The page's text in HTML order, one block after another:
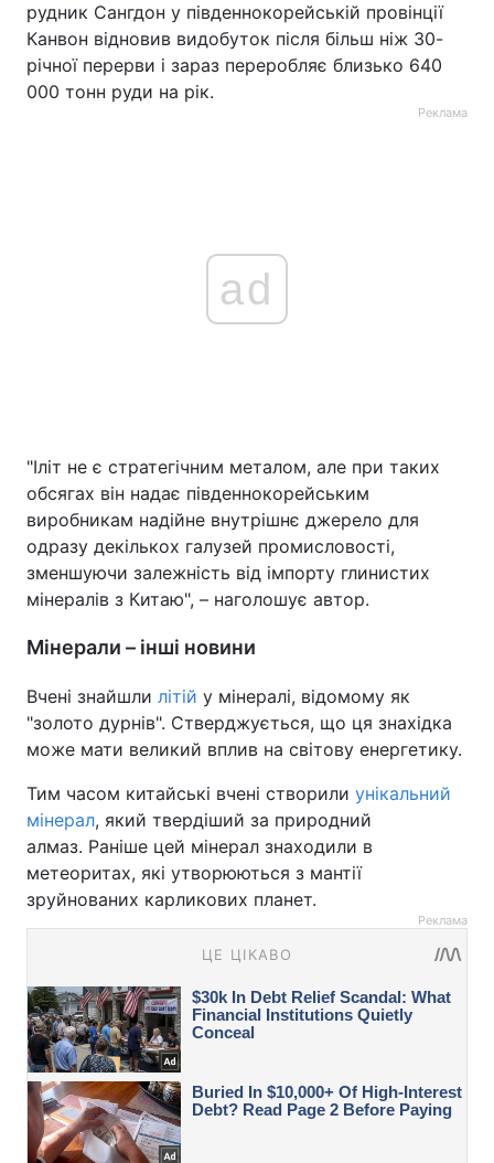
рудник Сангдон у південнокорейській провінції
Канвон відновив видобуток після більш ніж 30-
річної перерви і зараз переробляє близько 640
000 тонн руди на рік.
Реклама
ad
"Іліт не є стратегічним металом, але при таких
обсягах він надає південнокорейським
виробникам надійне внутрішнє джерело для
одразу декількох галузей промисловості,
зменшуючи залежність від імпорту глинистих
мінералів з Китаю", – наголошує автор.
Мінерали – інші новини
Вчені знайшли літій у мінералі, відомому як
"золото дурнів". Стверджується, що ця знахідка
може мати великий вплив на світову енергетику.
Тим часом китайські вчені створили унікальний
мінерал, який твердіший за природний
алмаз. Раніше цей мінерал знаходили в
метеоритах, які утворюються з мантії
зруйнованих карликових планет.
Реклама